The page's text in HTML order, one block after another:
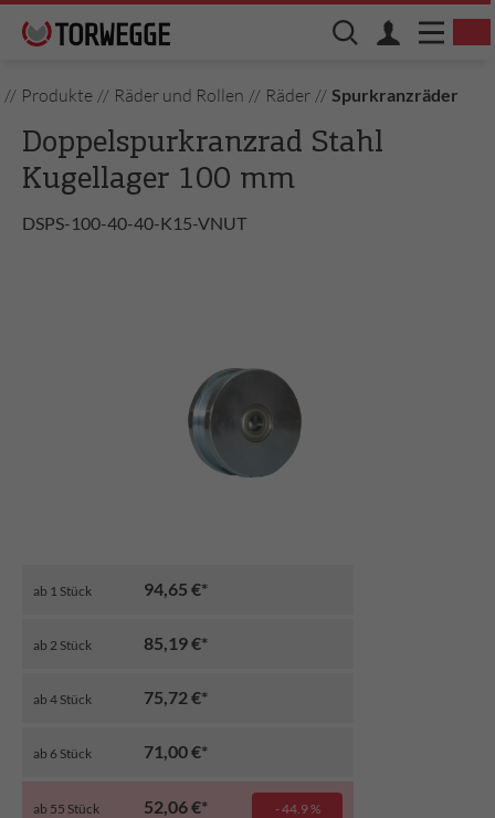
// Produkte // Räder und Rollen // Räder // Spurkranzräder
Doppelspurkranzrad Stahl
Kugellager 100 mm
DSPS-100-40-40-K15-VNUT
ab 1 Stück 94,65 €*
ab 2 Stück 85,19 €*
ab 4 Stück 75,72 €*
ab 6 Stück 71,00 €*
ab 55 Stück 52,06 €* - 44.9 %